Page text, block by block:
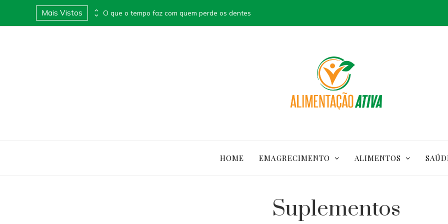
Mais Vistos Apimentei lança Box Surpresa Apimentada e transforma presentes em experiências provocantes O que o tempo faz com quem perde os dentes
HOME EMAGRECIMENTO ALIMENTOS
Suplementos